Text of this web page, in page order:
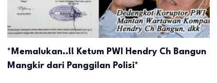
*Memalukan..!! Ketum PWI Hendry Ch Bangun
Mangkir dari Panggilan Polisi*